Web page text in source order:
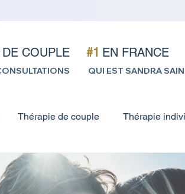
COUPLE #1 EN FRANCE
QUI EST SANDRA
Thérapie de couple Thérapie
personnel et Professionnel